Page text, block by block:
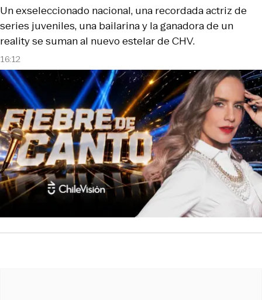
16:12
Un exseleccionado nacional, una recordada actriz de
series juveniles, una bailarina y la ganadora de un
reality se suman al nuevo estelar de CHV.